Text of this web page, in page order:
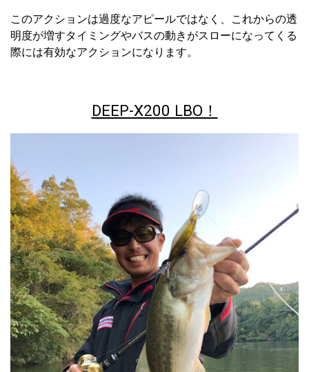
このアクションは過度なアピールではなく、これからの透
明度が増すタイミングやバスの動きがスローになってくる
際には有効なアクションになります。
DEEP-X200 LBO！